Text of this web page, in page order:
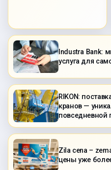
Industra Bank:
услуга для
RIKON:
кранов —
повседневной
Zila cena –
цены уже